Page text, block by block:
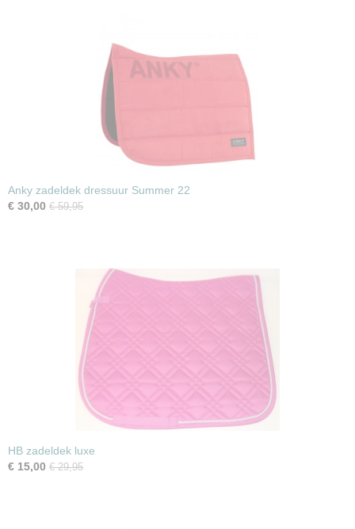
Anky zadeldek dressuur Summer 22
€ 30,00 € 59,95
HB zadeldek luxe
€ 15,00 € 29,95